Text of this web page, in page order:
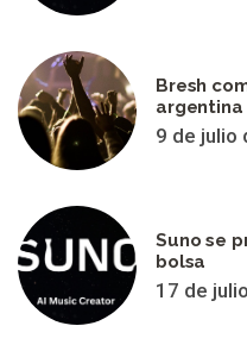
Bresh
9 de julio
Suno se
bolsa
17 de